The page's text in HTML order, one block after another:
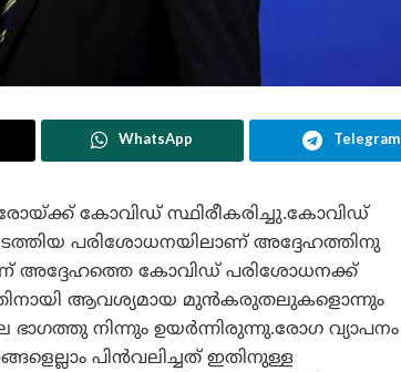
WhatsApp Telegram
കോവിഡ് സ്ഥിരീകരിച്ചു.കോവിഡ്
പരിശോധനയിലാണ് അദ്ദേഹത്തിനു
അദ്ദേഹത്തെ കോവിഡ് പരിശോധനക്ക്
ആവശ്യമായ മുൻകരുതലുകളൊന്നും
ഭാഗത്തു നിന്നും ഉയർന്നിരുന്നു.രോഗ വ്യാപനം
പിൻവലിച്ചത് ഇതിനുള്ള